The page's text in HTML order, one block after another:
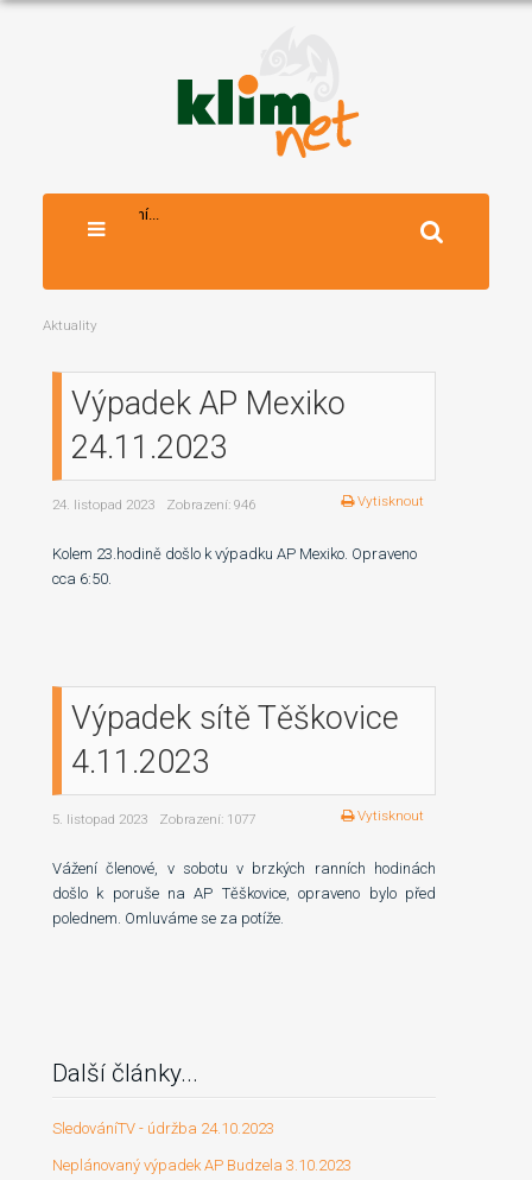
Vyhledávání...
Aktuality
Výpadek AP Mexiko
24.11.2023
24. listopad 2023 Zobrazení: 946 Vytisknout
Kolem 23.hodině došlo k výpadku AP Mexiko. Opraveno
cca 6:50.
Výpadek sítě Těškovice
4.11.2023
5. listopad 2023 Zobrazení: 1077 Vytisknout
Vážení členové, v sobotu v brzkých ranních hodinách
došlo k poruše na AP Těškovice, opraveno bylo před
polednem. Omluváme se za potíže.
Další články...
SledováníTV - údržba 24.10.2023
Neplánovaný výpadek AP Budzela 3.10.2023